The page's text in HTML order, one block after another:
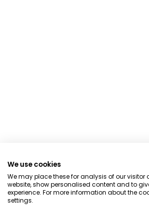
We use cookies
We may place these for analysis of our visitor
website, show personalised content and to
experience. For more information about the
settings.